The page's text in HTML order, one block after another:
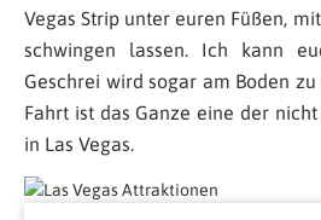
Vegas Strip unter euren Füßen,
schwingen lassen. Ich kann
Geschrei wird sogar am Boden
Fahrt ist das Ganze eine der
in Las Vegas.